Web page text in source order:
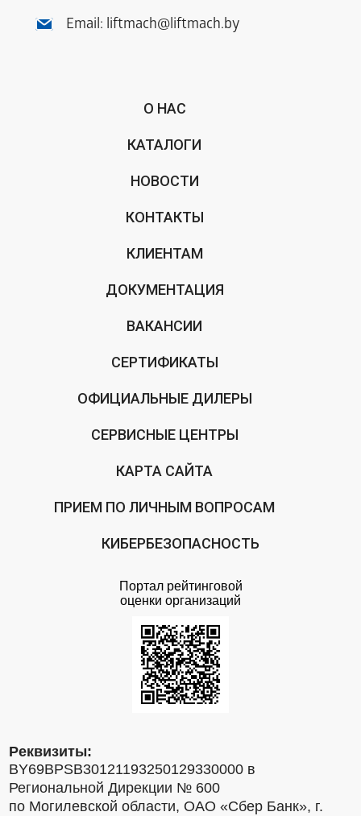
Email: liftmach@liftmach.by
О НАС
КАТАЛОГИ
НОВОСТИ
КОНТАКТЫ
КЛИЕНТАМ
ДОКУМЕНТАЦИЯ
ВАКАНСИИ
СЕРТИФИКАТЫ
ОФИЦИАЛЬНЫЕ ДИЛЕРЫ
СЕРВИСНЫЕ ЦЕНТРЫ
КАРТА САЙТА
ПРИЕМ ПО ЛИЧНЫМ ВОПРОСАМ
КИБЕРБЕЗОПАСНОСТЬ
Портал рейтинговой
оценки организаций
Реквизиты:
BY69BPSB30121193250129330000 в
Региональной Дирекции № 600
по Могилевской области, ОАО «Сбер Банк», г.